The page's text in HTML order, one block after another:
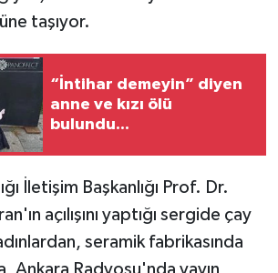
taşıyor.
“İntihar demeyin” diyen
anne ve kızı ölü
bulundu...
İletişim Başkanlığı Prof. Dr.
açılışını yaptığı sergide çay
seramik fabrikasında